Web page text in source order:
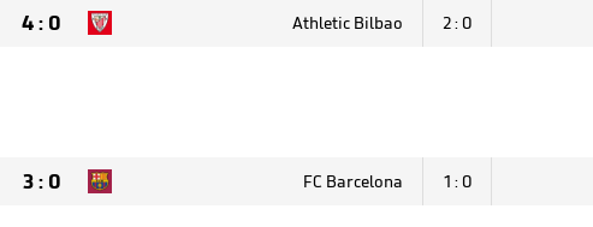
4: 0 Athletic Bilbao 2 : 0
3: 0 FC Barcelona 1 : 0